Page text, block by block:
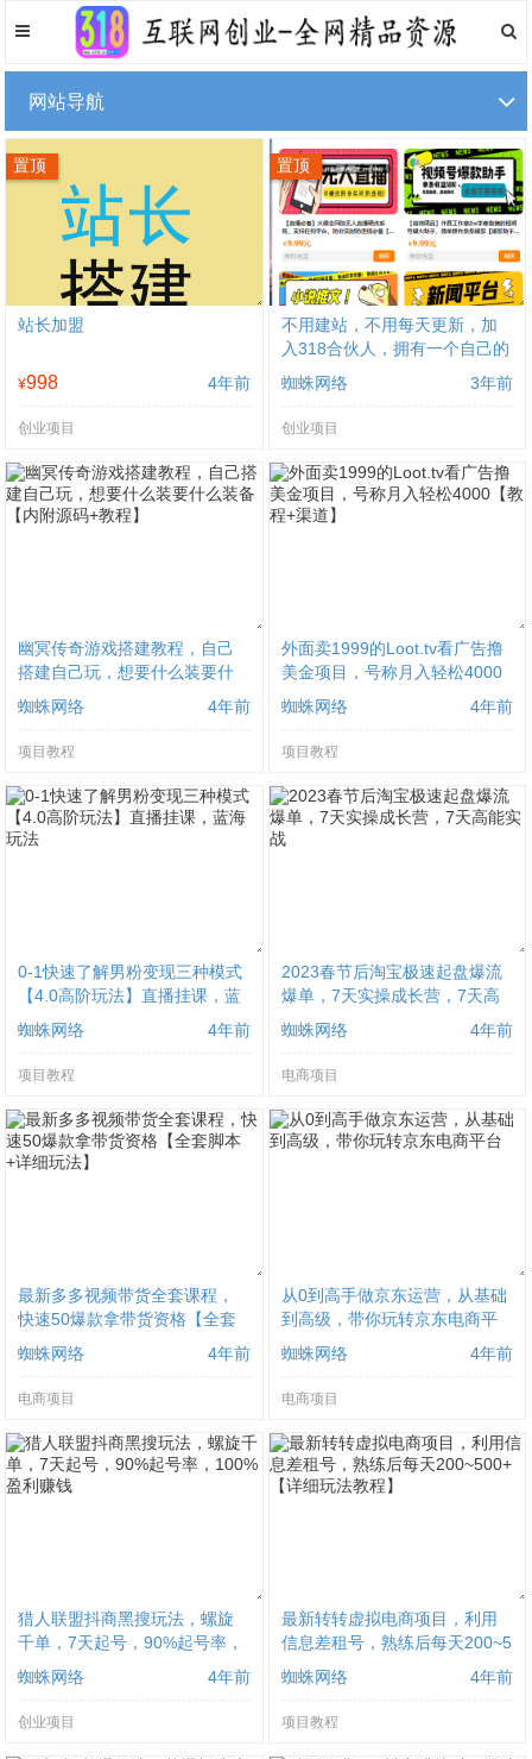
网站导航
置顶
站长加盟
¥998 4年前
创业项目
置顶
不用建站，不用每天更新，加
入318合伙人，拥有一个自己的
资源站，卖课程，卖初级站
长，创业合伙人赚钱
蜘蛛网络 3年前
创业项目
幽冥传奇游戏搭建教程，自己
搭建自己玩，想要什么装要什
么装备【内附源码+教程】
蜘蛛网络 4年前
项目教程
外面卖1999的Loot.tv看广告撸
美金项目，号称月入轻松4000
【教程+渠道】
蜘蛛网络 4年前
项目教程
0-1快速了解男粉变现三种模式
【4.0高阶玩法】直播挂课，蓝
海玩法
蜘蛛网络 4年前
项目教程
2023春节后淘宝极速起盘爆流
爆单，7天实操成长营，7天高
能实战
蜘蛛网络 4年前
电商项目
最新多多视频带货全套课程，
快速50爆款拿带货资格【全套
脚本+详细玩法】
蜘蛛网络 4年前
电商项目
从0到高手做京东运营，从基础
到高级，带你玩转京东电商平
台
蜘蛛网络 4年前
电商项目
猎人联盟抖商黑搜玩法，螺旋
千单，7天起号，90%起号率，
100%盈利赚钱
蜘蛛网络 4年前
创业项目
最新转转虚拟电商项目，利用
信息差租号，熟练后每天200~5
00+【详细玩法教程】
蜘蛛网络 4年前
项目教程